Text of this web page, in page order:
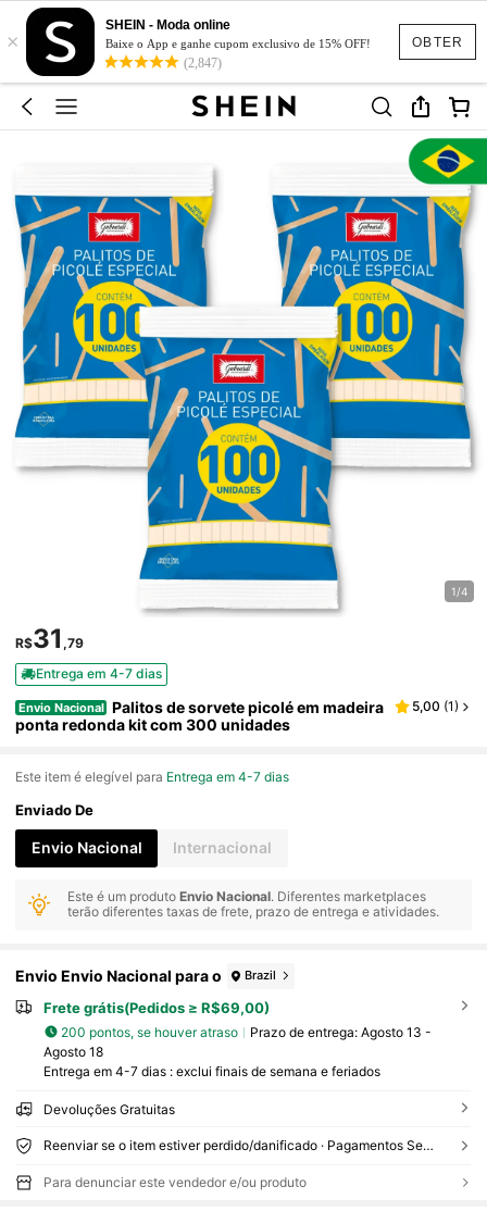
OBTER
×
SHEIN - Moda online
Baixe o App e ganhe cupom exclusivo de 15% OFF!
(2,847)
1/4
R$31 ,79
Entrega em 4-7 dias
Envio Nacional Palitos de sorvete picolé em madeira
ponta redonda kit com 300 unidades
5,00 (1)
Este item é elegível para Entrega em 4-7 dias
Enviado De
Envio Nacional Internacional
Este é um produtoEnvio Nacional. Diferentes marketplaces
terão diferentes taxas de frete, prazo de entrega e atividades.
Envio Envio Nacional para o Brazil
Frete grátis(Pedidos ≥ R$69,00)
200 pontos, se houver atraso Prazo de entrega: Agosto 13 -
Agosto 18
Entrega em 4-7 dias : exclui finais de semana e feriados
Devoluções Gratuitas
Reenviar se o item estiver perdido/danificado · Pagamentos Seguros · Proteção de privacidade
Para denunciar este vendedor e/ou produto